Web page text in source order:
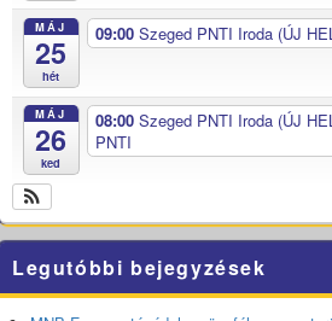
MÁJ
25
hét
09:00 Szeged PNTI Iroda (ÚJ
MÁJ
26
ked
08:00 Szeged PNTI Iroda (ÚJ
PNTI
Legutóbbi bejegyzések